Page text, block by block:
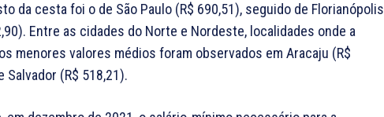
da cesta foi o de São Paulo (R$ 690,51), seguido de Florianópolis
Entre as cidades do Norte e Nordeste, localidades onde a
menores valores médios foram observados em Aracaju (R$
Salvador (R$ 518,21).